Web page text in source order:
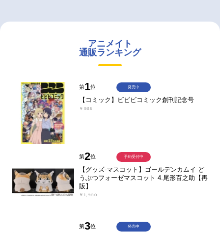
アニメイト
通販ランキング
第1位
【コミック】ビビビコミック創刊記念号
￥935
発売中
第2位
【グッズ-マスコット】ゴールデンカムイ ど
うぶつフォーゼマスコット 4.尾形百之助【再
販】
￥1,980
予約受付中
第3位 発売中